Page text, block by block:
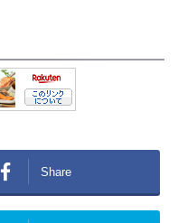
Share